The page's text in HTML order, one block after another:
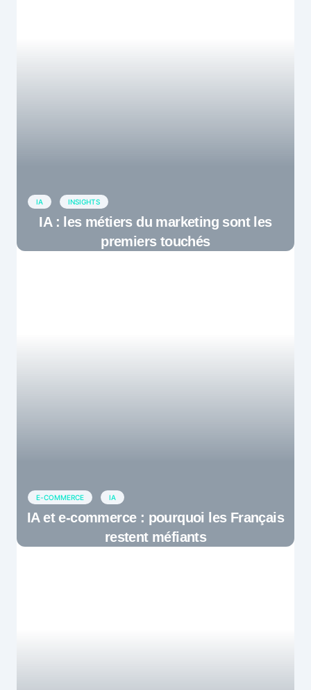
IA INSIGHTS
IA : les métiers du marketing sont les
premiers touchés
E-COMMERCE IA
IA et e-commerce : pourquoi les Français
restent méfiants